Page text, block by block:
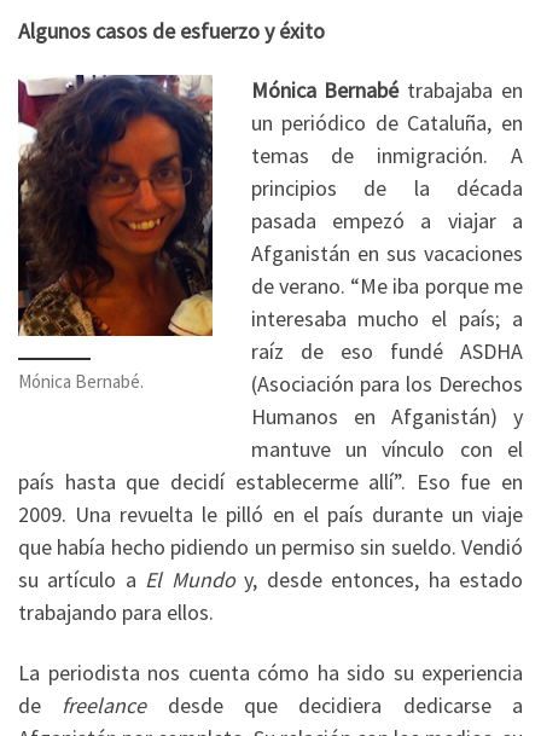
Algunos casos de esfuerzo y éxito
Mónica Bernabé.
Mónica Bernabétrabajaba en
un periódico de Cataluña, en
temas de inmigración. A
principios de la década
pasada empezó a viajar a
Afganistán en sus vacaciones
de verano. “Me iba porque me
interesaba mucho el país; a
raíz de eso fundé ASDHA
(Asociación para los Derechos
Humanos en Afganistán) y
mantuve un vínculo con el
país hasta que decidí establecerme allí”. Eso fue en
2009. Una revuelta le pilló en el país durante un viaje
que había hecho pidiendo un permiso sin sueldo. Vendió
su artículo a El Mundoy, desde entonces, ha estado
trabajando para ellos.
La periodista nos cuenta cómo ha sido su experiencia
de freelancedesde que decidiera dedicarse a